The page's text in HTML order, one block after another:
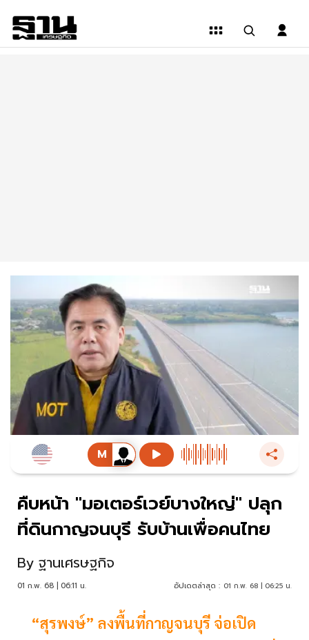
คืบหน้า "มอเตอร์เวย์บางใหญ่" ปลุก
ที่ดินกาญจนบุรี รับบ้านเพื่อคนไทย
By ฐานเศรษฐกิจ
01 ก.พ. 68 | 06:11 น. อัปเดตล่าสุด : 01 ก.พ. 68 | 06:25 น.
“สุรพงษ์” ลงพื้นที่กาญจนบุรี จ่อเปิด